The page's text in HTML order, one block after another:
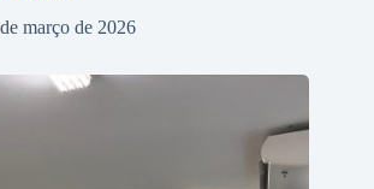
março de 2026